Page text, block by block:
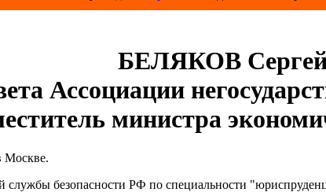
БЕЛЯКОВ
Ассоциации
министра
Москве.
безопасности РФ по специальности